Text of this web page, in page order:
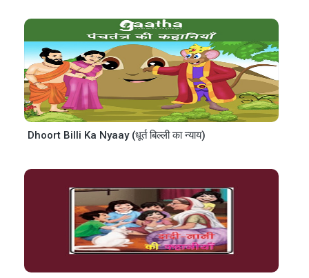
Dhoort Billi Ka Nyaay (धूर्त बिल्ली का न्याय)